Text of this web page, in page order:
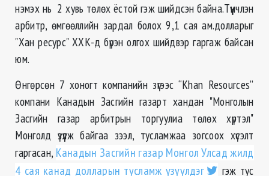
нэмэх нь 2 хувь төлөх ёстой гэж шийдсэн байна.Түүнчлэн
арбитр, өмгөөллийн зардал болох 9,1 сая ам.долларыг
"Хан ресурс" ХХК-д бүрэн олгох шийдвэр гаргаж байсан
юм.
Өнгөрсөн 7 хоногт компанийн зүгээс “Khan Resources”
компани Канадын Засгийн газарт хандан "Монголын
Засгийн газар арбитрын торгуулиа төлөх хүртэл"
Монголд үзүүлж байгаа зээл, тусламжаа зогсоох хүсэлт
гаргасан, Канадын Засгийн газар Монгол Улсад жилд
4 сая канад долларын тусламж үзүүлдэг
гэж тус